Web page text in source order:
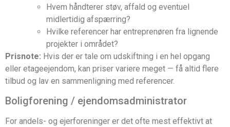
Hvem håndterer støv, affald og eventuel
midlertidig afspærring?
Hvilke referencer har entreprenøren fra lignende
projekter i området?
Prisnote: Hvis der er tale om udskiftning i en hel opgang
eller etageejendom, kan priser variere meget — få altid flere
tilbud og lav en sammenligning med referencer.
Boligforening / ejendomsadministrator
For andels- og ejerforeninger er det ofte mest effektivt at